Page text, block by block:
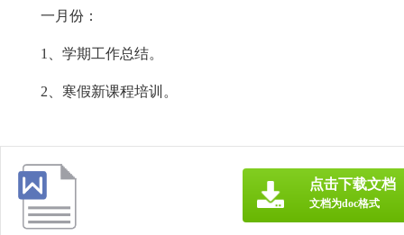
一月份：
1、学期工作总结。
2、寒假新课程培训。
点击下载文档
文档为doc格式